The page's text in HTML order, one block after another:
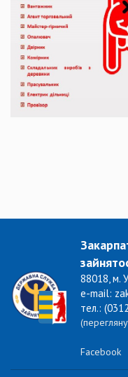
88018, м.
e-mail:
тел.:
Facebook